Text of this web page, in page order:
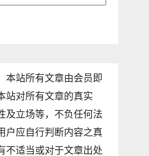
本站所有文章由会员即
站对所有文章的真实
及立场等，不负任何法
户应自行判断内容之真
不适当或对于文章出处